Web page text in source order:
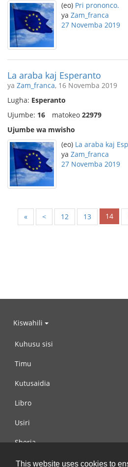
This website uses cookies to
(eo) Pri prononco.
ya Zam_franca
27 Novemba 2019
La araba kaj Esperanto
ya Zam_franca, 16 Novemba 2019
Lugha: Esperanto
Ujumbe: 16 matokeo 22979
Ujumbe wa mwisho
(eo) La araba kaj
ya Zam_franca
27 Novemba 2019
« < 12 13 14
Kiswahili
Kuhusu sisi
Timu
Kutusaidia
Libro
Usiri
Sheria
Wasiliana na si